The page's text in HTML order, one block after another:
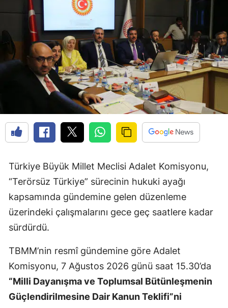
Türkiye Büyük Millet Meclisi Adalet Komisyonu,
“Terörsüz Türkiye” sürecinin hukuki ayağı
kapsamında gündemine gelen düzenleme
üzerindeki çalışmalarını gece geç saatlere kadar
sürdürdü.
TBMM’nin resmî gündemine göre Adalet
Komisyonu, 7 Ağustos 2026 günü saat 15.30’da
“Milli Dayanışma ve Toplumsal Bütünleşmenin
Güçlendirilmesine Dair Kanun Teklifi”ni